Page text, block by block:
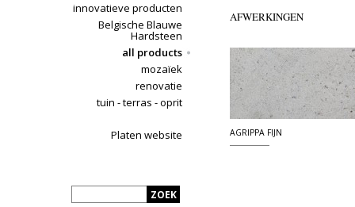
innovatieve producten
Belgische Blauwe
Hardsteen
all products
mozaïek
renovatie
tuin - terras - oprit
Platen website
AFWERKINGEN
AGRIPPA FIJN